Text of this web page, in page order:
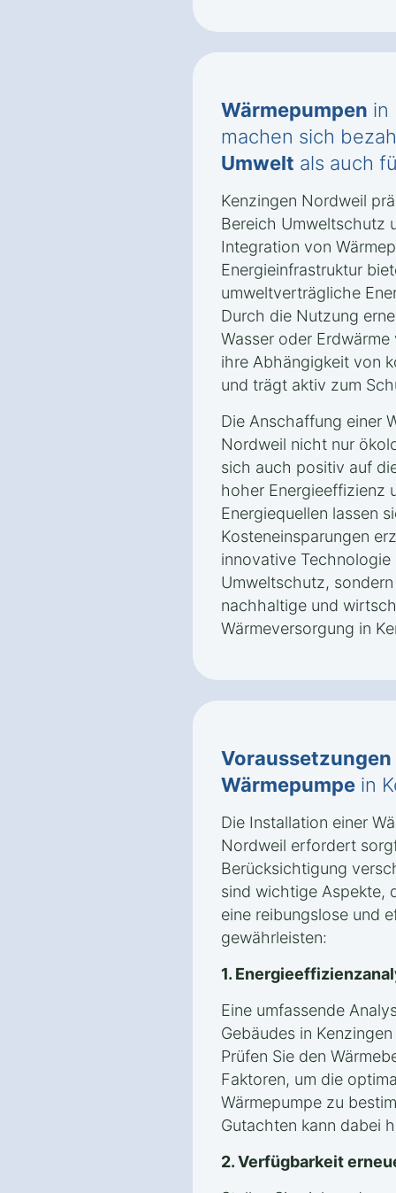
Wärmepumpen in
machen sich
Umwelt als auch
Kenzingen Nordweil
Bereich Umweltschutz
Integration von
Energieinfrastruktur
umweltverträgliche
Durch die Nutzung
Wasser oder
ihre Abhängigkeit von
und trägt aktiv zum
Die Anschaffung einer
Nordweil nicht nur
sich auch positiv auf
hoher Energieeffizienz
Energiequellen lassen
Kosteneinsparungen
innovative
Umweltschutz,
nachhaltige und
Wärmeversorgung in
Voraussetzungen
Wärmepumpe in
Die Installation einer
Nordweil erfordert
Berücksichtigung
sind wichtige Aspekte,
eine reibungslose und
gewährleisten:
1.
Eine umfassende
Gebäudes in
Prüfen Sie den
Faktoren, um die
Wärmepumpe zu
Gutachten kann dabei
2. Verfügbarkeit